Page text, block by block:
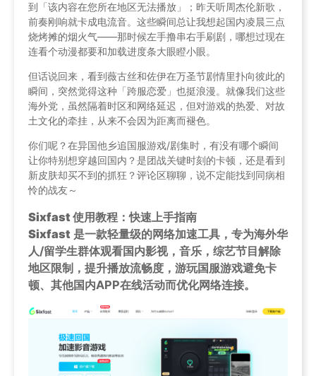
到「该内容在您所在地区无法播放」；昨天听周杰伦新歌，
前奏刚响就卡成电流音。这些瞬间总让我想起国内凌晨三点
烧烤摊的烟火气——那时候左手撸串右手刷剧，哪想过现在
连看个动漫都要和加载进度条大眼瞪小眼。
但话说回来，看到薇古丝和佐伊在万圣节剧情里扑向彼此的
瞬间，突然觉得这种「跨服恋爱」也挺浪漫。就像我们这些
海外党，虽然隔着时区和网络延迟，但对游戏的热爱、对故
土文化的牵挂，从来不会因为距离而褪色。
你们呢？在异国他乡追国服游戏/剧集时，有没有哪个瞬间
让你特别想穿越回国内？是团战关键时刻的卡顿，还是看到
新皮肤却买不到的抓狂？评论区聊聊，说不定能找到同病相
怜的战友～
Sixfast 使用教程：快速上手指南
Sixfast 是一款轻量级的网络加速工具，专为海外华
人/留学生群体观看国内影视，音乐，综艺节目解除
地区限制，提升播放流畅度，游玩国服游戏避免卡
顿、其他国内APP在线活动而优化网络连接。